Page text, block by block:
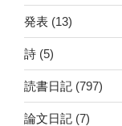
発表 (13)
詩 (5)
読書日記 (797)
論文日記 (7)